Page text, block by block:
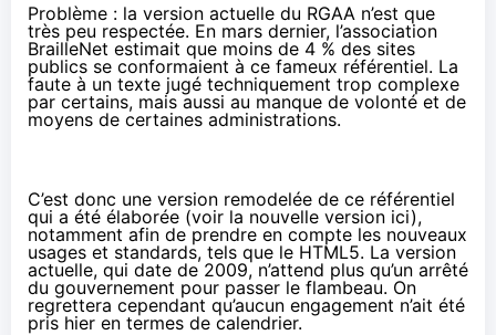
Problème : la version actuelle du RGAA n’est que
très peu respectée. En mars dernier, l’association
BrailleNet estimait que moins de 4 % des sites
publics se conformaient à ce fameux référentiel. La
faute à un texte jugé techniquement trop complexe
par certains, mais aussi au manque de volonté et de
moyens de certaines administrations.
C’est donc une version remodelée de ce référentiel
qui a été élaborée (voir la nouvelle version ici),
notamment afin de prendre en compte les nouveaux
usages et standards, tels que le HTML5. La version
actuelle, qui date de 2009, n’attend plus qu’un arrêté
du gouvernement pour passer le flambeau. On
regrettera cependant qu’aucun engagement n’ait été
pris hier en termes de calendrier.